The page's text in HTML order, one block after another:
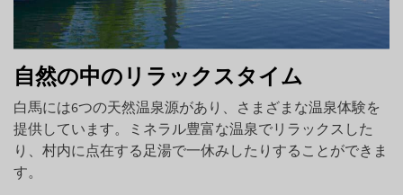
自然の中のリラックスタイム
白馬には6つの天然温泉源があり、さまざまな温泉体験を
提供しています。ミネラル豊富な温泉でリラックスした
り、村内に点在する足湯で一休みしたりすることができま
す。